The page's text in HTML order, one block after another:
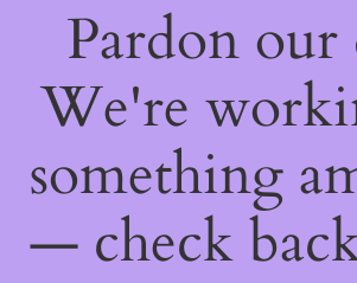
Pardon our
We're
something
— check